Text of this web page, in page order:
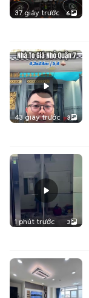
37 giây trước 6
43 giây trước 3
1 phút trước 3